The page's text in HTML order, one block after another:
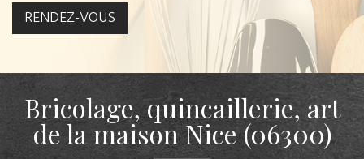
RENDEZ-VOUS
Bricolage, quincaillerie, art
de la maison Nice (06300)